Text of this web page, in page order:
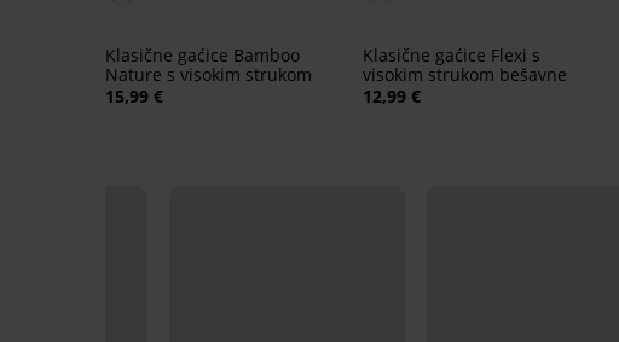
Klasične gaćice Bamboo
Nature s visokim strukom
15,99 €
Klasične gaćice Flexi s
visokim strukom bešavne
12,99 €